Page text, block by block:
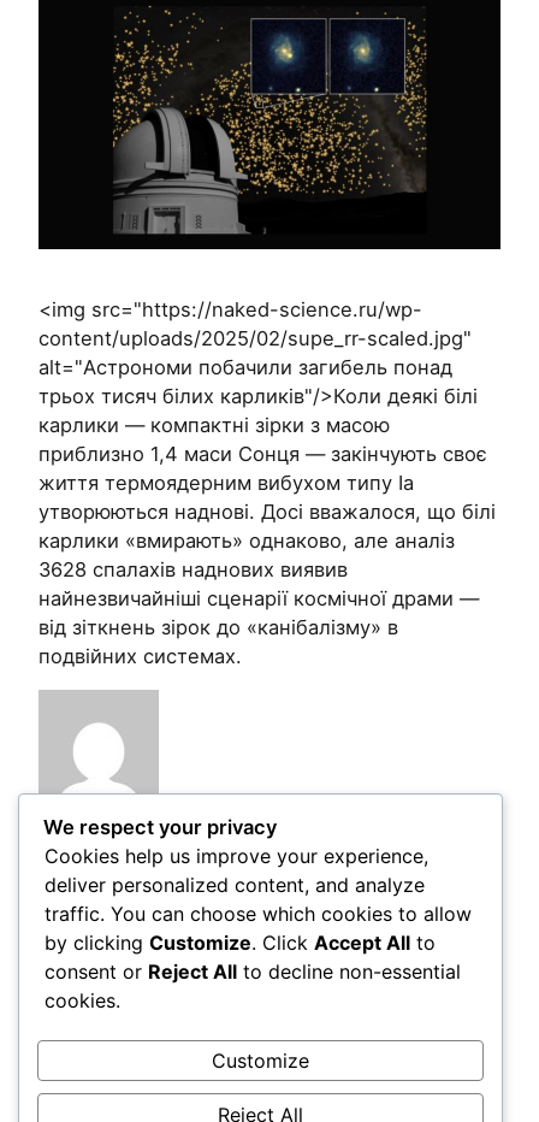
<img src="https://naked-science.ru/wp-
content/uploads/2025/02/supe_rr-scaled.jpg"
alt="Астрономи побачили загибель понад
трьох тисяч білих карликів"/>Коли деякі білі
карлики — компактні зірки з масою
приблизно 1,4 маси Сонця — закінчують своє
життя термоядерним вибухом типу Ia
утворюються наднові. Досі вважалося, що білі
карлики «вмирають» однаково, але аналіз
3628 спалахів наднових виявив
найнезвичайніші сценарії космічної драми —
від зіткнень зірок до «канібалізму» в
подвійних системах.
Post Views: 120
Comments
LEAVE A REPLY
You must belogged into post a comment.
We respect your privacy
Cookies help us improve your experience,
deliver personalized content, and analyze
traffic. You can choose which cookies to allow
by clicking Customize. Click Accept All to
consent or Reject All to decline non-essential
cookies.
Customize
Reject All